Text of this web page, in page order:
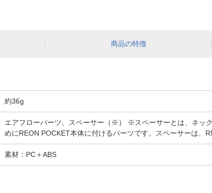
商品の特徴
約36g
エアフローパーツ、スペーサー（※） ※スペーサーとは、ネッ
めにREON POCKET本体に付けるパーツです。スペーサーは、
素材：PC＋ABS